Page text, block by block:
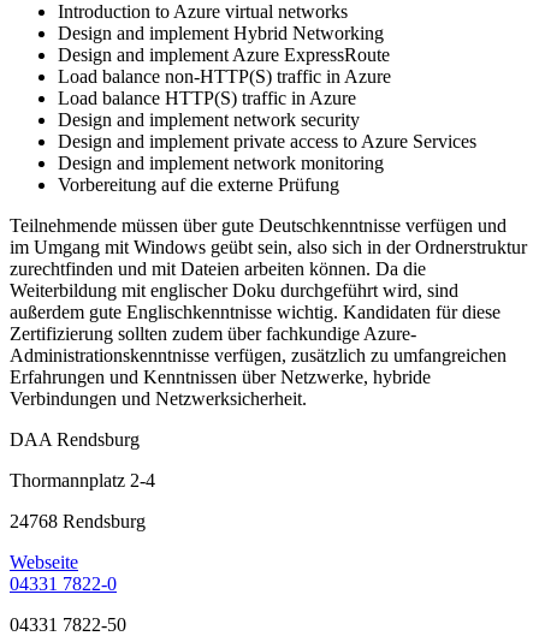
Introduction to Azure virtual networks
Design and implement Hybrid Networking
Design and implement Azure ExpressRoute
Load balance non-HTTP(S) traffic in Azure
Load balance HTTP(S) traffic in Azure
Design and implement network security
Design and implement private access to Azure Services
Design and implement network monitoring
Vorbereitung auf die externe Prüfung
Teilnehmende müssen über gute Deutschkenntnisse verfügen und
im Umgang mit Windows geübt sein, also sich in der Ordnerstruktur
zurechtfinden und mit Dateien arbeiten können. Da die
Weiterbildung mit englischer Doku durchgeführt wird, sind
außerdem gute Englischkenntnisse wichtig. Kandidaten für diese
Zertifizierung sollten zudem über fachkundige Azure-
Administrationskenntnisse verfügen, zusätzlich zu umfangreichen
Erfahrungen und Kenntnissen über Netzwerke, hybride
Verbindungen und Netzwerksicherheit.
DAA Rendsburg
Thormannplatz 2-4
24768 Rendsburg
Webseite
04331 7822-0
04331 7822-50